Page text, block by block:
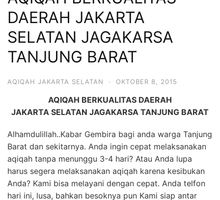
6713
DAERAH JAKARTA
SELATAN JAGAKARSA
TANJUNG BARAT
AQIQAH JAKARTA SELATAN · OKTOBER 8, 2015
AQIQAH BERKUALITAS DAERAH
JAKARTA SELATAN JAGAKARSA TANJUNG BARAT
Alhamdulillah..Kabar Gembira bagi anda warga Tanjung
Barat dan sekitarnya. Anda ingin cepat melaksanakan
aqiqah tanpa menunggu 3-4 hari? Atau Anda lupa
harus segera melaksanakan aqiqah karena kesibukan
Anda? Kami bisa melayani dengan cepat. Anda telfon
hari ini, lusa, bahkan besoknya pun Kami siap antar